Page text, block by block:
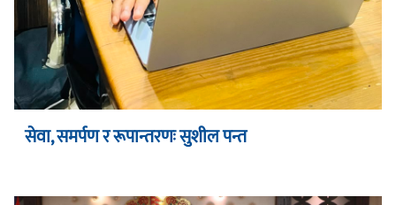
सेवा, समर्पण र रूपान्तरणः सुशील पन्त